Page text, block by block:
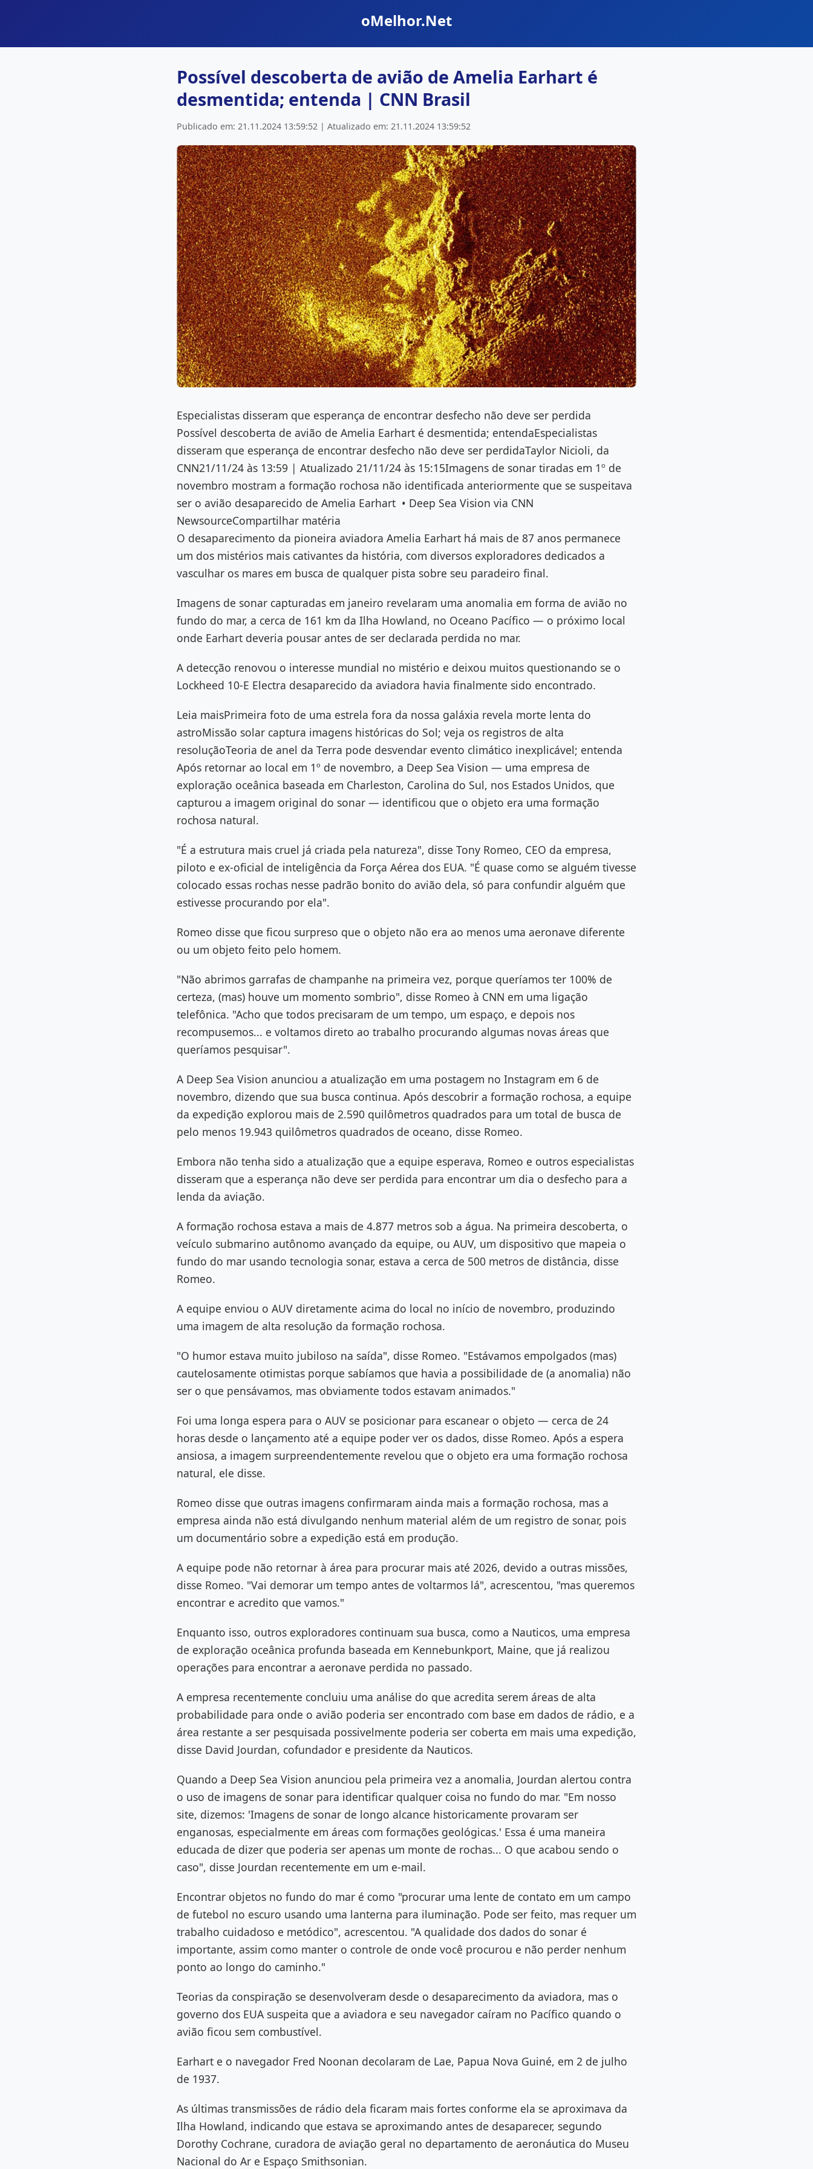
oMelhor.Net
Possível descoberta de avião de Amelia Earhart é
desmentida; entenda | CNN Brasil
Publicado em: 21.11.2024 13:59:52 | Atualizado em: 21.11.2024 13:59:52
Especialistas disseram que esperança de encontrar desfecho não deve ser perdida
Possível descoberta de avião de Amelia Earhart é desmentida; entendaEspecialistas
disseram que esperança de encontrar desfecho não deve ser perdidaTaylor Nicioli, da
CNN21/11/24 às 13:59 | Atualizado 21/11/24 às 15:15Imagens de sonar tiradas em 1º de
novembro mostram a formação rochosa não identificada anteriormente que se suspeitava
ser o avião desaparecido de Amelia Earhart • Deep Sea Vision via CNN
NewsourceCompartilhar matéria
O desaparecimento da pioneira aviadora Amelia Earhart há mais de 87 anos permanece
um dos mistérios mais cativantes da história, com diversos exploradores dedicados a
vasculhar os mares em busca de qualquer pista sobre seu paradeiro final.
Imagens de sonar capturadas em janeiro revelaram uma anomalia em forma de avião no
fundo do mar, a cerca de 161 km da Ilha Howland, no Oceano Pacífico — o próximo local
onde Earhart deveria pousar antes de ser declarada perdida no mar.
A detecção renovou o interesse mundial no mistério e deixou muitos questionando se o
Lockheed 10-E Electra desaparecido da aviadora havia finalmente sido encontrado.
Leia maisPrimeira foto de uma estrela fora da nossa galáxia revela morte lenta do
astroMissão solar captura imagens históricas do Sol; veja os registros de alta
resoluçãoTeoria de anel da Terra pode desvendar evento climático inexplicável; entenda
Após retornar ao local em 1º de novembro, a Deep Sea Vision — uma empresa de
exploração oceânica baseada em Charleston, Carolina do Sul, nos Estados Unidos, que
capturou a imagem original do sonar — identificou que o objeto era uma formação
rochosa natural.
"É a estrutura mais cruel já criada pela natureza", disse Tony Romeo, CEO da empresa,
piloto e ex-oficial de inteligência da Força Aérea dos EUA. "É quase como se alguém tivesse
colocado essas rochas nesse padrão bonito do avião dela, só para confundir alguém que
estivesse procurando por ela".
Romeo disse que ficou surpreso que o objeto não era ao menos uma aeronave diferente
ou um objeto feito pelo homem.
"Não abrimos garrafas de champanhe na primeira vez, porque queríamos ter 100% de
certeza, (mas) houve um momento sombrio", disse Romeo à CNN em uma ligação
telefônica. "Acho que todos precisaram de um tempo, um espaço, e depois nos
recompusemos... e voltamos direto ao trabalho procurando algumas novas áreas que
queríamos pesquisar".
A Deep Sea Vision anunciou a atualização em uma postagem no Instagram em 6 de
novembro, dizendo que sua busca continua. Após descobrir a formação rochosa, a equipe
da expedição explorou mais de 2.590 quilômetros quadrados para um total de busca de
pelo menos 19.943 quilômetros quadrados de oceano, disse Romeo.
Embora não tenha sido a atualização que a equipe esperava, Romeo e outros especialistas
disseram que a esperança não deve ser perdida para encontrar um dia o desfecho para a
lenda da aviação.
A formação rochosa estava a mais de 4.877 metros sob a água. Na primeira descoberta, o
veículo submarino autônomo avançado da equipe, ou AUV, um dispositivo que mapeia o
fundo do mar usando tecnologia sonar, estava a cerca de 500 metros de distância, disse
Romeo.
A equipe enviou o AUV diretamente acima do local no início de novembro, produzindo
uma imagem de alta resolução da formação rochosa.
"O humor estava muito jubiloso na saída", disse Romeo. "Estávamos empolgados (mas)
cautelosamente otimistas porque sabíamos que havia a possibilidade de (a anomalia) não
ser o que pensávamos, mas obviamente todos estavam animados."
Foi uma longa espera para o AUV se posicionar para escanear o objeto — cerca de 24
horas desde o lançamento até a equipe poder ver os dados, disse Romeo. Após a espera
ansiosa, a imagem surpreendentemente revelou que o objeto era uma formação rochosa
natural, ele disse.
Romeo disse que outras imagens confirmaram ainda mais a formação rochosa, mas a
empresa ainda não está divulgando nenhum material além de um registro de sonar, pois
um documentário sobre a expedição está em produção.
A equipe pode não retornar à área para procurar mais até 2026, devido a outras missões,
disse Romeo. "Vai demorar um tempo antes de voltarmos lá", acrescentou, "mas queremos
encontrar e acredito que vamos."
Enquanto isso, outros exploradores continuam sua busca, como a Nauticos, uma empresa
de exploração oceânica profunda baseada em Kennebunkport, Maine, que já realizou
operações para encontrar a aeronave perdida no passado.
A empresa recentemente concluiu uma análise do que acredita serem áreas de alta
probabilidade para onde o avião poderia ser encontrado com base em dados de rádio, e a
área restante a ser pesquisada possivelmente poderia ser coberta em mais uma expedição,
disse David Jourdan, cofundador e presidente da Nauticos.
Quando a Deep Sea Vision anunciou pela primeira vez a anomalia, Jourdan alertou contra
o uso de imagens de sonar para identificar qualquer coisa no fundo do mar. "Em nosso
site, dizemos: 'Imagens de sonar de longo alcance historicamente provaram ser
enganosas, especialmente em áreas com formações geológicas.' Essa é uma maneira
educada de dizer que poderia ser apenas um monte de rochas... O que acabou sendo o
caso", disse Jourdan recentemente em um e-mail.
Encontrar objetos no fundo do mar é como "procurar uma lente de contato em um campo
de futebol no escuro usando uma lanterna para iluminação. Pode ser feito, mas requer um
trabalho cuidadoso e metódico", acrescentou. "A qualidade dos dados do sonar é
importante, assim como manter o controle de onde você procurou e não perder nenhum
ponto ao longo do caminho."
Teorias da conspiração se desenvolveram desde o desaparecimento da aviadora, mas o
governo dos EUA suspeita que a aviadora e seu navegador caíram no Pacífico quando o
avião ficou sem combustível.
Earhart e o navegador Fred Noonan decolaram de Lae, Papua Nova Guiné, em 2 de julho
de 1937.
As últimas transmissões de rádio dela ficaram mais fortes conforme ela se aproximava da
Ilha Howland, indicando que estava se aproximando antes de desaparecer, segundo
Dorothy Cochrane, curadora de aviação geral no departamento de aeronáutica do Museu
Nacional do Ar e Espaço Smithsonian.